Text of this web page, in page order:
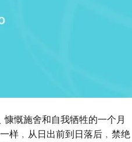
慨施舍和自我牺牲的一个月
样﹐从日出前到日落后﹐禁绝